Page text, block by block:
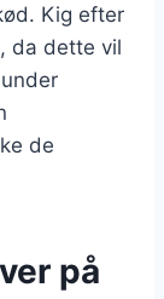
Kig efter
da dette vil
de
på